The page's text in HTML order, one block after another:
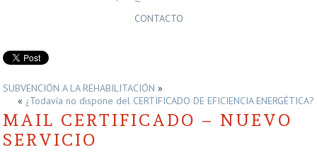
CONTACTO
SUBVENCIÓN A LA REHABILITACIÓN »
« ¿Todavía no dispone del CERTIFICADO DE EFICIENCIA ENERGÉTICA?
MAIL CERTIFICADO – NUEVO
SERVICIO